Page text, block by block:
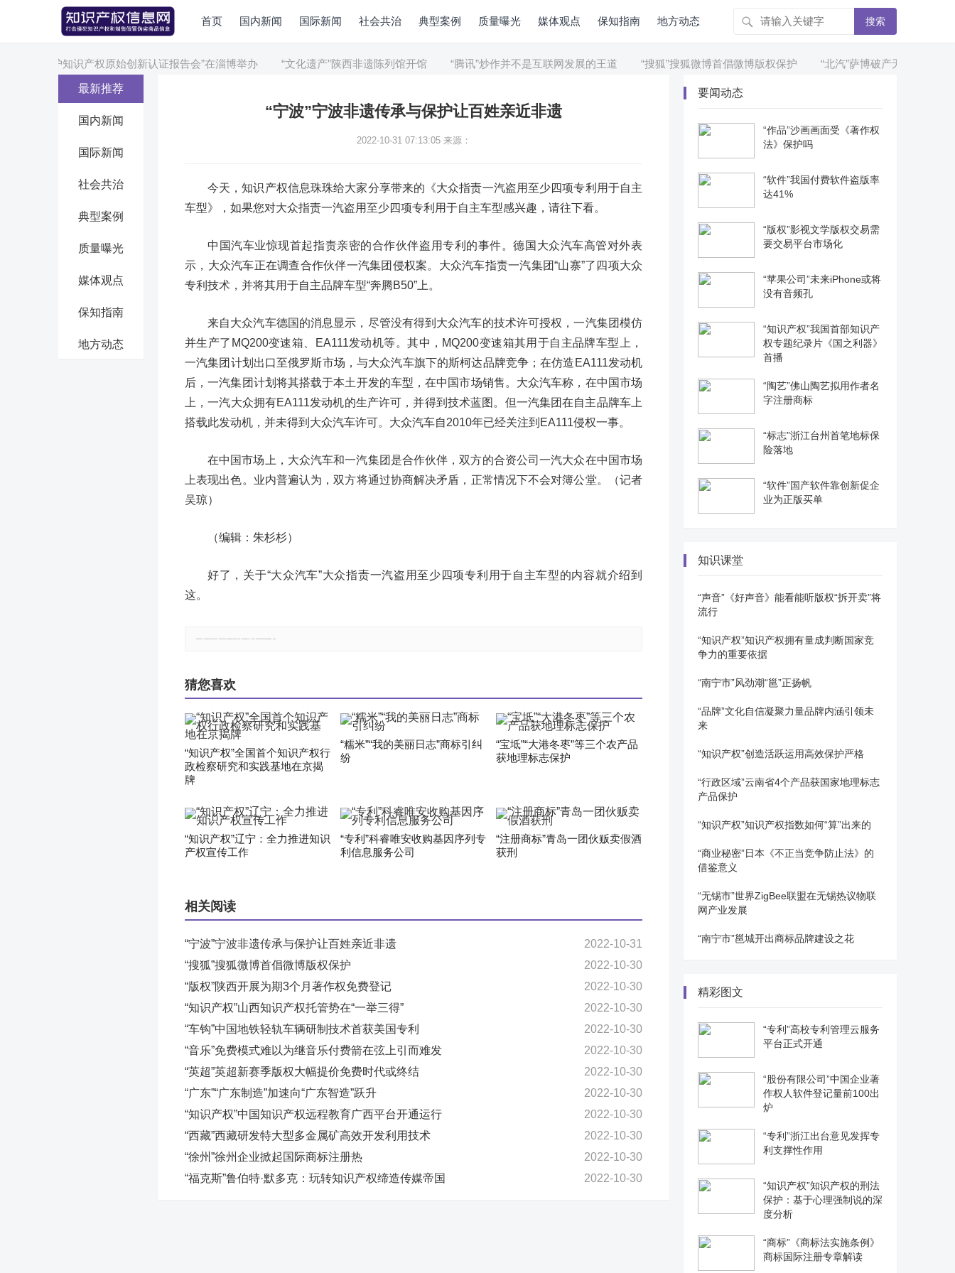
首页 国内新闻 国际新闻 社会共治 典型案例 质量曝光 媒体观点 保知指南 地方动态 搜索
市”“保护知识产权原始创新认证报告会”在淄博举办 “文化遗产”陕西非遗陈列馆开馆 “腾讯”炒作并不是互联网发展的王道 “搜狐”搜狐微博首倡微博版权保护 “北汽”萨博破产无碍北汽自主
最新推荐
国内新闻
国际新闻
社会共治
典型案例
质量曝光
媒体观点
保知指南
地方动态
“宁波”宁波非遗传承与保护让百姓亲近非遗
2022-10-31 07:13:05 来源：
今天，知识产权信息珠珠给大家分享带来的《大众指责一汽盗用至少四项专利用于自主
车型》，如果您对大众指责一汽盗用至少四项专利用于自主车型感兴趣，请往下看。
中国汽车业惊现首起指责亲密的合作伙伴盗用专利的事件。德国大众汽车高管对外表
示，大众汽车正在调查合作伙伴一汽集团侵权案。大众汽车指责一汽集团“山寨”了四项大众
专利技术，并将其用于自主品牌车型“奔腾B50”上。
来自大众汽车德国的消息显示，尽管没有得到大众汽车的技术许可授权，一汽集团模仿
并生产了MQ200变速箱、EA111发动机等。其中，MQ200变速箱其用于自主品牌车型上，
一汽集团计划出口至俄罗斯市场，与大众汽车旗下的斯柯达品牌竞争；在仿造EA111发动机
后，一汽集团计划将其搭载于本土开发的车型，在中国市场销售。大众汽车称，在中国市场
上，一汽大众拥有EA111发动机的生产许可，并得到技术蓝图。但一汽集团在自主品牌车上
搭载此发动机，并未得到大众汽车许可。大众汽车自2010年已经关注到EA111侵权一事。
在中国市场上，大众汽车和一汽集团是合作伙伴，双方的合资公司一汽大众在中国市场
上表现出色。业内普遍认为，双方将通过协商解决矛盾，正常情况下不会对簿公堂。（记者
吴琼）
（编辑：朱杉杉）
好了，关于“大众汽车”大众指责一汽盗用至少四项专利用于自主车型的内容就介绍到
这。
猜您喜欢
“知识产权”全国首个知识产权行
政检察研究和实践基地在京揭
牌
“糯米”“我的美丽日志”商标引纠
纷
“宝坻”“大港冬枣”等三个农产品
获地理标志保护
“知识产权”辽宁：全力推进知识
产权宣传工作
“专利”科睿唯安收购基因序列专
利信息服务公司
“注册商标”青岛一团伙贩卖假酒
获刑
相关阅读
“宁波”宁波非遗传承与保护让百姓亲近非遗
2022-10-31
“搜狐”搜狐微博首倡微博版权保护
2022-10-30
“版权”陕西开展为期3个月著作权免费登记
2022-10-30
“知识产权”山西知识产权托管势在“一举三得”
2022-10-30
“车钩”中国地铁轻轨车辆研制技术首获美国专利
2022-10-30
“音乐”免费模式难以为继音乐付费箭在弦上引而难发
2022-10-30
“英超”英超新赛季版权大幅提价免费时代或终结
2022-10-30
“广东”“广东制造”加速向“广东智造”跃升
2022-10-30
“知识产权”中国知识产权远程教育广西平台开通运行
2022-10-30
“西藏”西藏研发特大型多金属矿高效开发利用技术
2022-10-30
“徐州”徐州企业掀起国际商标注册热
2022-10-30
“福克斯”鲁伯特·默多克：玩转知识产权缔造传媒帝国
2022-10-30
要闻动态
“作品”沙画画面受《著作权
法》保护吗
“软件”我国付费软件盗版率
达41%
“版权”影视文学版权交易需
要交易平台市场化
“苹果公司”未来iPhone或将
没有音频孔
“知识产权”我国首部知识产
权专题纪录片《国之利器》
首播
“陶艺”佛山陶艺拟用作者名
字注册商标
“标志”浙江台州首笔地标保
险落地
“软件”国产软件靠创新促企
业为正版买单
知识课堂
“声音”《好声音》能看能听版权“拆开卖”将
流行
“知识产权”知识产权拥有量成判断国家竞
争力的重要依据
“南宁市”风劲潮“邕”正扬帆
“品牌”文化自信凝聚力量品牌内涵引领未
来
“知识产权”创造活跃运用高效保护严格
“行政区域”云南省4个产品获国家地理标志
产品保护
“知识产权”知识产权指数如何“算”出来的
“商业秘密”日本《不正当竞争防止法》的
借鉴意义
“无锡市”世界ZigBee联盟在无锡热议物联
网产业发展
“南宁市”邕城开出商标品牌建设之花
精彩图文
“专利”高校专利管理云服务
平台正式开通
“股份有限公司”中国企业著
作权人软件登记量前100出
炉
“专利”浙江出台意见发挥专
利支撑性作用
“知识产权”知识产权的刑法
保护：基于心理强制说的深
度分析
“商标”《商标法实施条例》
商标国际注册专章解读